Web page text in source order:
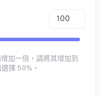
加一倍，請將其增加到
擇 50%。